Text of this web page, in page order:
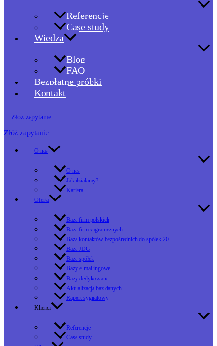
Referencje
Case study
Wiedza
Blog
FAQ
Bezpłatne próbki
Kontakt
Złóż zapytanie
Złóż zapytanie
O nas
O nas
Jak działamy?
Kariera
Oferta
Baza firm polskich
Baza firm zagranicznych
Baza kontaktów bezpośrednich do spółek 20+
Baza JDG
Baza spółek
Bazy e-mailingowe
Bazy dedykowane
Aktualizacja baz danych
Raport sygnałowy
Klienci
Referencje
Case study